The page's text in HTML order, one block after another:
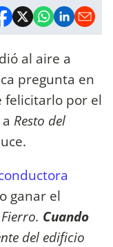
al aire a
pregunta en
felicitarlo por el
Resto del
ganar el
Cuando
del edificio